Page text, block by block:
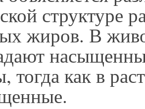
структуре
жиров. В
тогда как в